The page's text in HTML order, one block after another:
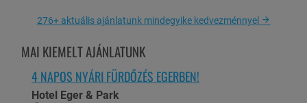
0-3,99 év között: ingyenes
Harmadik felnőtt 18 éves kortól: 18.725 Ft/fő/éj
Felárak(helyszínen fizetendőek):
276+ aktuális ajánlatunk mindegyike kedvezménnyel
MAI KIEMELT AJÁNLATUNK
4 NAPOS NYÁRI FÜRDŐZÉS EGERBEN!
Hotel Eger & Park